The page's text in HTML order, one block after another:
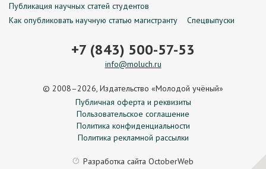
Публикация научных статей студентов
Как опубликовать научную статью магистранту
Спецвыпуски
+7 (843) 500-57-53
info@moluch.ru
© 2008–2026, Издательство «Молодой учёный»
Публичная оферта и реквизиты
Пользовательское соглашение
Политика конфиденциальности
Политика рекламной рассылки
Разработка сайта OctoberWeb